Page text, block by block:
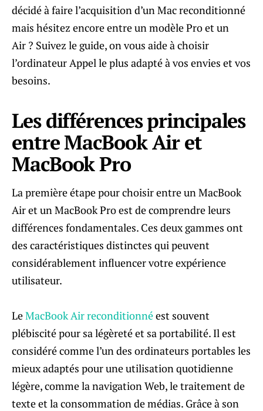
décidé à faire l’acquisition d’un Mac reconditionné
mais hésitez encore entre un modèle Pro et un
Air ? Suivez le guide, on vous aide à choisir
l’ordinateur Appel le plus adapté à vos envies et vos
besoins.
Les différences principales
entre MacBook Air et
MacBook Pro
La première étape pour choisir entre un MacBook
Air et un MacBook Pro est de comprendre leurs
différences fondamentales. Ces deux gammes ont
des caractéristiques distinctes qui peuvent
considérablement influencer votre expérience
utilisateur.
LeMacBook Air reconditionnéest souvent
plébiscité pour sa légèreté et sa portabilité. Il est
considéré comme l’un des ordinateurs portables les
mieux adaptés pour une utilisation quotidienne
légère, comme la navigation Web, le traitement de
texte et la consommation de médias. Grâce à son